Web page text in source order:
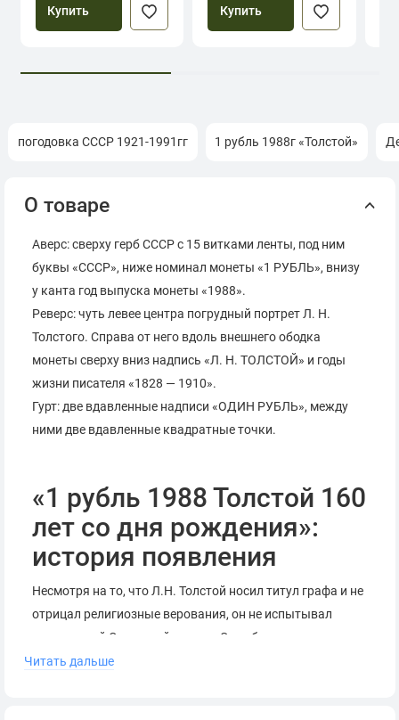
Купить Купить
погодовка СССР 1921-1991гг 1 рубль 1988г «Толстой»
О товаре
Аверс: сверху герб СССР с 15 витками ленты, под ним
буквы «СССР», ниже номинал монеты «1 РУБЛЬ», внизу
у канта год выпуска монеты «1988».
Реверс: чуть левее центра погрудный портрет Л. Н.
Толстого. Справа от него вдоль внешнего ободка
монеты сверху вниз надпись «Л. Н. ТОЛСТОЙ» и годы
жизни писателя «1828 — 1910».
Гурт: две вдавленные надписи «ОДИН РУБЛЬ», между
ними две вдавленные квадратные точки.
«1 рубль 1988 Толстой 160
лет со дня рождения»:
история появления
Несмотря на то, что Л.Н. Толстой носил титул графа и не
отрицал религиозные верования, он не испытывал
притеснений Советской власти. Это объясняется тем,
что писатель вел образ жизни, схожий с жизнью
Читать дальше